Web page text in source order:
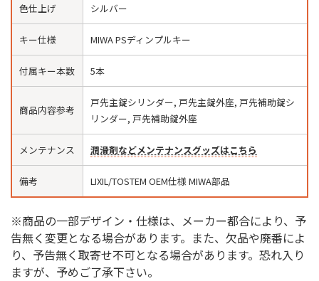
色仕上げ シルバー
キー仕様 MIWA PSディンプルキー
付属キー本数 5本
商品内容参考
戸先主錠シリンダー, 戸先主錠外座, 戸先補助錠シ
リンダー, 戸先補助錠外座
メンテナンス 潤滑剤などメンテナンスグッズはこちら
備考 LIXIL/TOSTEM OEM仕様 MIWA部品
※商品の一部デザイン・仕様は、メーカー都合により、予
告無く変更となる場合があります。また、欠品や廃番によ
り、予告無く取寄せ不可となる場合があります。恐れ入り
ますが、予めご了承下さい。